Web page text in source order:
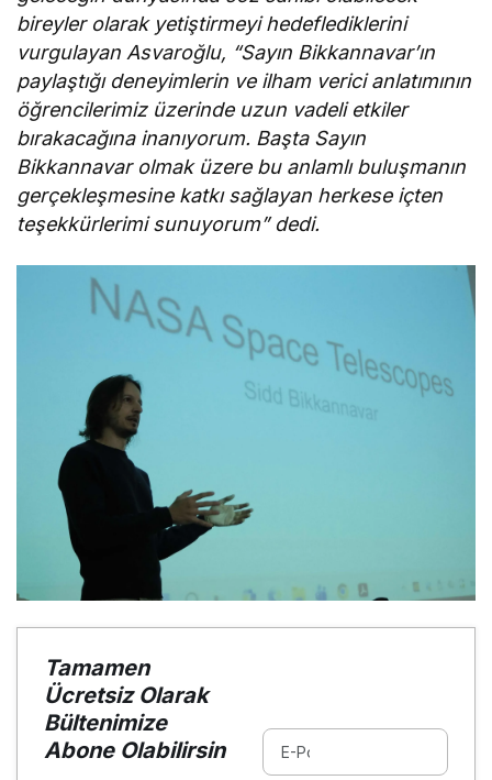
bireyler olarak yetiştirmeyi hedeflediklerini
vurgulayan Asvaroğlu, “Sayın Bikkannavar’ın
paylaştığı deneyimlerin ve ilham verici anlatımının
öğrencilerimiz üzerinde uzun vadeli etkiler
bırakacağına inanıyorum. Başta Sayın
Bikkannavar olmak üzere bu anlamlı buluşmanın
gerçekleşmesine katkı sağlayan herkese içten
teşekkürlerimi sunuyorum” dedi.
Tamamen
Ücretsiz Olarak
Bültenimize
Abone Olabilirsin